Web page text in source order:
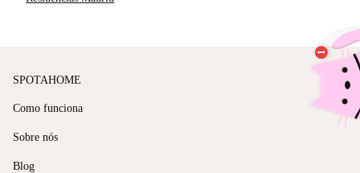
SPOTAHOME
Como funciona
Sobre nós
Blog